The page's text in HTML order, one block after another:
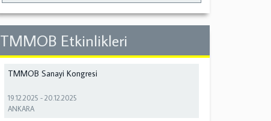
TMMOB Etkinlikleri
TMMOB Sanayi Kongresi
19.12.2025 -20.12.2025
ANKARA